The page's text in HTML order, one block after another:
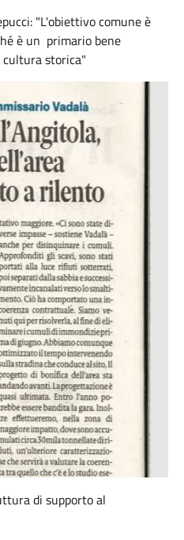
"L'obiettivo comune è
è un primario bene
cultura storica"
di supporto al